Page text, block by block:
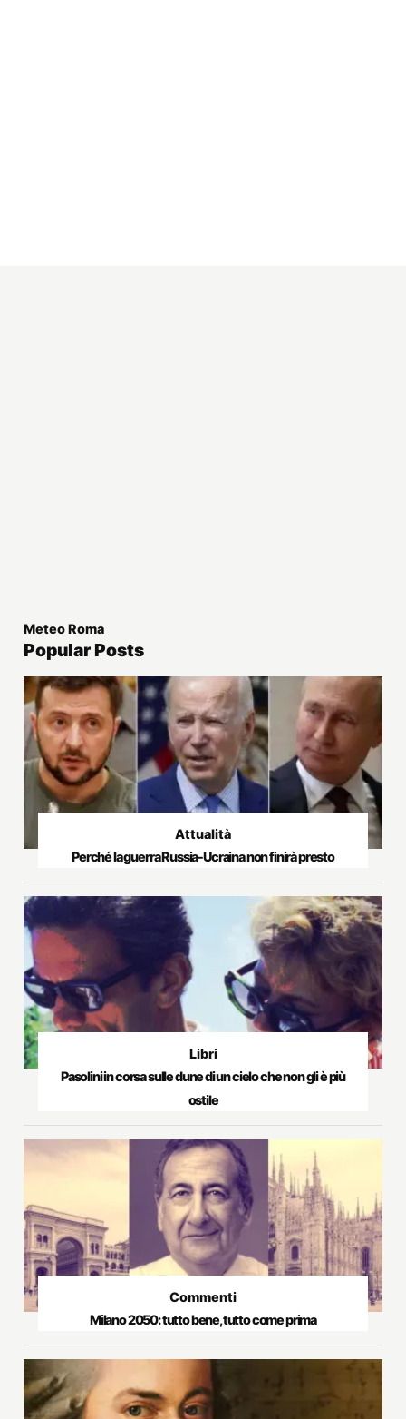
Meteo Roma
Popular Posts
Attualità
Perché la guerra Russia-Ucraina non finirà presto
Libri
Pasolini in corsa sulle dune di un cielo che non gli è più
ostile
Commenti
Milano 2050: tutto bene, tutto come prima